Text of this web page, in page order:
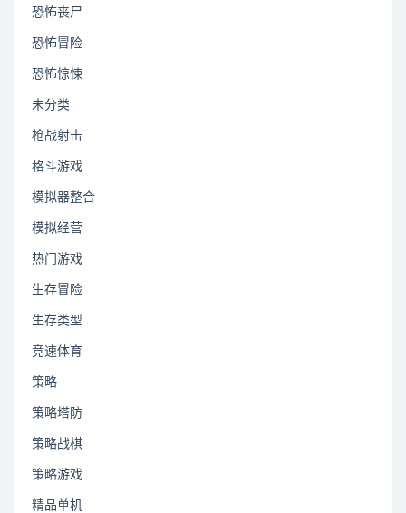
恐怖丧尸
恐怖冒险
恐怖惊悚
未分类
枪战射击
格斗游戏
模拟器整合
模拟经营
热门游戏
生存冒险
生存类型
竞速体育
策略
策略塔防
策略战棋
策略游戏
精品单机